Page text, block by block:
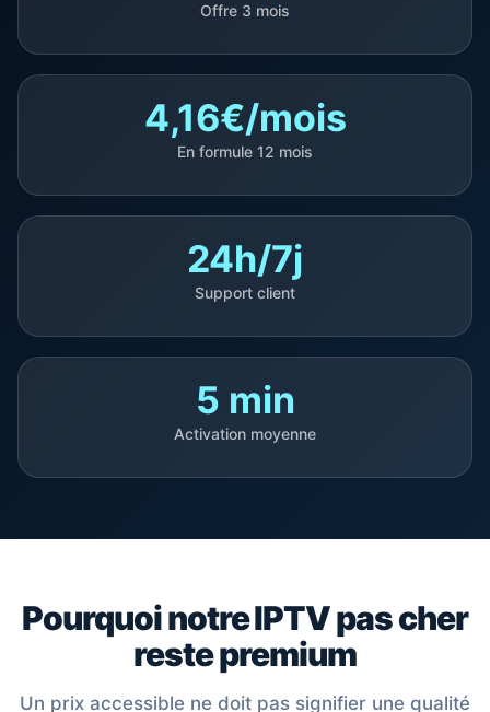
Offre 3 mois
4,16€/mois
En formule 12 mois
24h/7j
Support client
5 min
Activation moyenne
Pourquoi notre IPTV pas cher
reste premium
Un prix accessible ne doit pas signifier une qualité